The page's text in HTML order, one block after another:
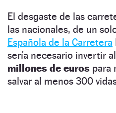
El desgaste de las
las nacionales, de un
Española de la Carretera
sería necesario invertir
millones de euros para
salvar al menos 300